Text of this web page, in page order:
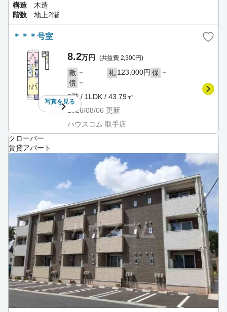
構造
木造
階数
地上2階
＊＊＊号室
写真を見る
8.2万円 (共益費 2,300円)
敷 － 礼 123,000円 保 －
償 －
2階 / 1LDK / 43.79㎡
2026/08/06 更新
ハウスコム 取手店
クローバー
賃貸アパート